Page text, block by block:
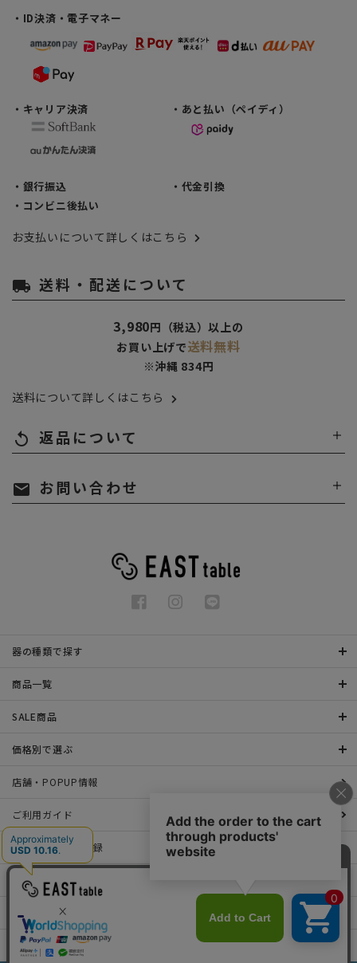
・ID決済・電子マネー
・キャリア決済 ・あと払い（ペイディ）
・銀行振込
・代金引換
・コンビニ後払い
お支払いについて詳しくはこちら
local_shipping 送料・配送について
3,980円（税込）以上の
お買い上げで送料無料
※沖縄 834円
送料について詳しくはこちら
replay 返品について
mail お問い合わせ
器の種類で探す
商品一覧
SALE商品
価格別で選ぶ
店舗・POPUP情報
ご利用ガイド
メールマガジン登録
お問い合わせ
特定商取引法表示について
プライバシーポリシー